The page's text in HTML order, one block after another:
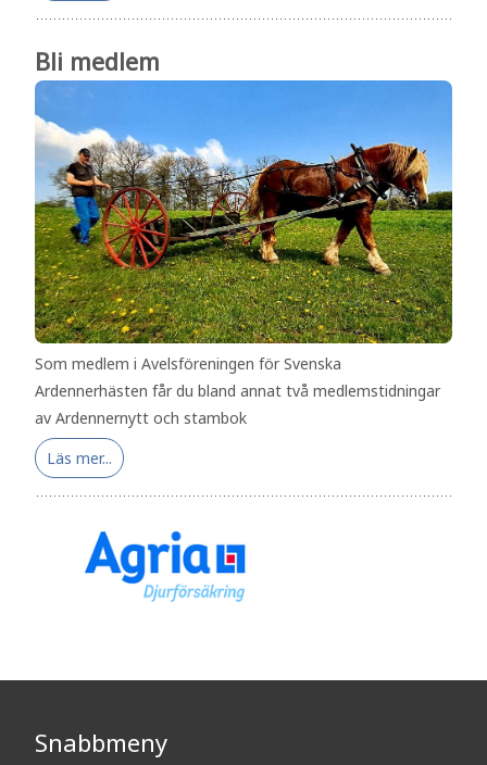
Bli medlem
Som medlem i Avelsföreningen för Svenska
Ardennerhästen får du bland annat två medlemstidningar
av Ardennernytt och stambok
Läs mer...
Snabbmeny